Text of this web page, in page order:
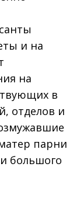
и на
на
в
отделов и
парни
большого